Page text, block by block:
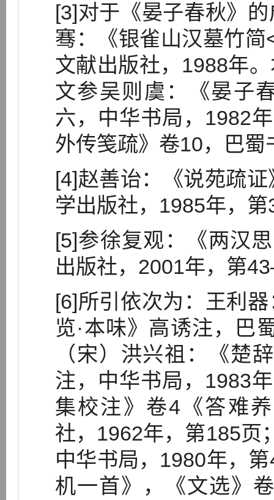
[3]对于《晏子春秋》
骞：《银雀山汉墓竹
文献出版社，1988年
文参吴则虞：《晏子
六，中华书局，1982
外传笺疏》卷10，巴
[4]赵善诒：《说苑疏
学出版社，1985年，
[5]参徐复观：《两汉
出版社，2001年，第
[6]所引依次为：王利
览·本味》高诱注，巴
（宋）洪兴祖：《楚
注，中华书局，1983
集校注》卷4《答难
社，1962年，第185页
中华书局，1980年，
机一首》，《文选》